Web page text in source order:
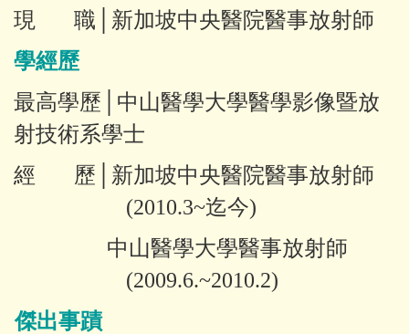
現 職 │新加坡中央醫院醫事放射師
學經歷
最高學歷 │中山醫學大學醫學影像暨放
射技術系學士
經 歷 │新加坡中央醫院醫事放射師
(2010.3~迄今)
中山醫學大學醫事放射師
(2009.6.~2010.2)
傑出事蹟